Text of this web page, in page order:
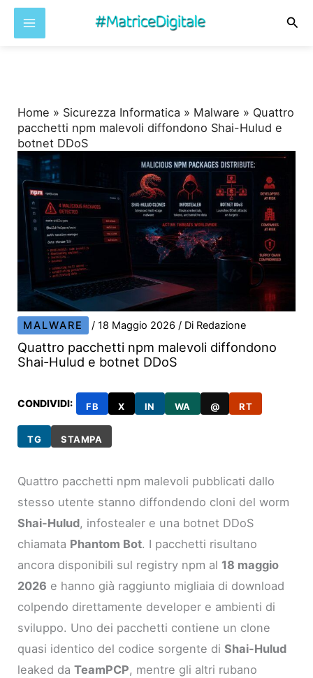
Home » Sicurezza Informatica » Malware » Quattro
pacchetti npm malevoli diffondono Shai-Hulud e
botnet DDoS
MALWARE /18 Maggio 2026/ Di Redazione
Quattro pacchetti npm malevoli diffondono
Shai-Hulud e botnet DDoS
CONDIVIDI: FB X IN WA @ RT
TG STAMPA
Quattro pacchetti npm malevoli pubblicati dallo
stesso utente stanno diffondendo cloni del worm
Shai-Hulud, infostealer e una botnet DDoS
chiamata Phantom Bot. I pacchetti risultano
ancora disponibili sul registry npm al 18 maggio
2026 e hanno già raggiunto migliaia di download
colpendo direttamente developer e ambienti di
sviluppo. Uno dei pacchetti contiene un clone
quasi identico del codice sorgente diShai-Hulud
leaked daTeamPCP, mentre gli altri rubano